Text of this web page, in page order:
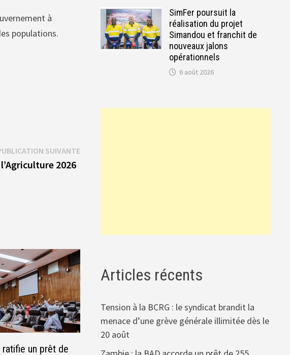
à
populations.
SUIVANTEPublication
2026
ratifie un prêt de
SimFer poursuit la
réalisation du projet
Simandou et franchit de
nouveaux jalons
opérationnels
6 août 2026
Articles récents
Tension à la BCRG : le syndicat brandit la
menace d’une grève générale illimitée dès le
20 août